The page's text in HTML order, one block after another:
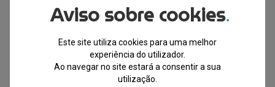
Aviso sobre cookies.
Este site utiliza cookies para uma melhor
experiência do utilizador.
Ao navegar no site estará a consentir a sua
utilização.